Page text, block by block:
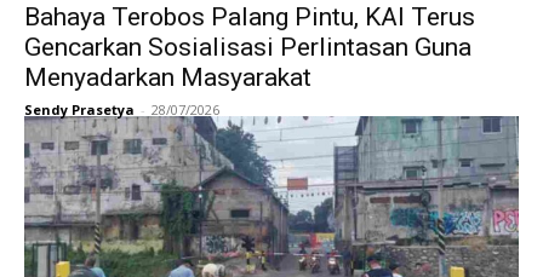
Bahaya Terobos Palang Pintu, KAI Terus
Gencarkan Sosialisasi Perlintasan Guna
Menyadarkan Masyarakat
Sendy Prasetya - 28/07/2026